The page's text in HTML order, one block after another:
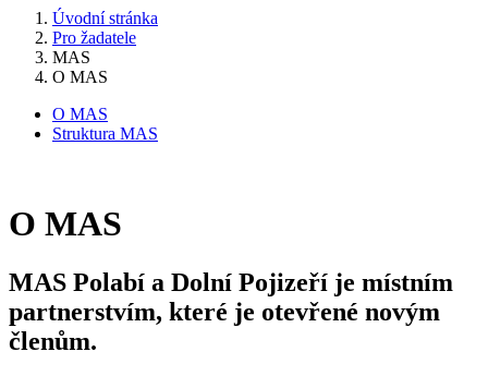
Úvodní stránka
Pro žadatele
MAS
O MAS
O MAS
Struktura MAS
O MAS
MAS Polabí a Dolní Pojizeří je místním
partnerstvím, které je otevřené novým
členům.